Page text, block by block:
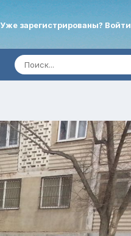
Уже зарегистрированы? Войти